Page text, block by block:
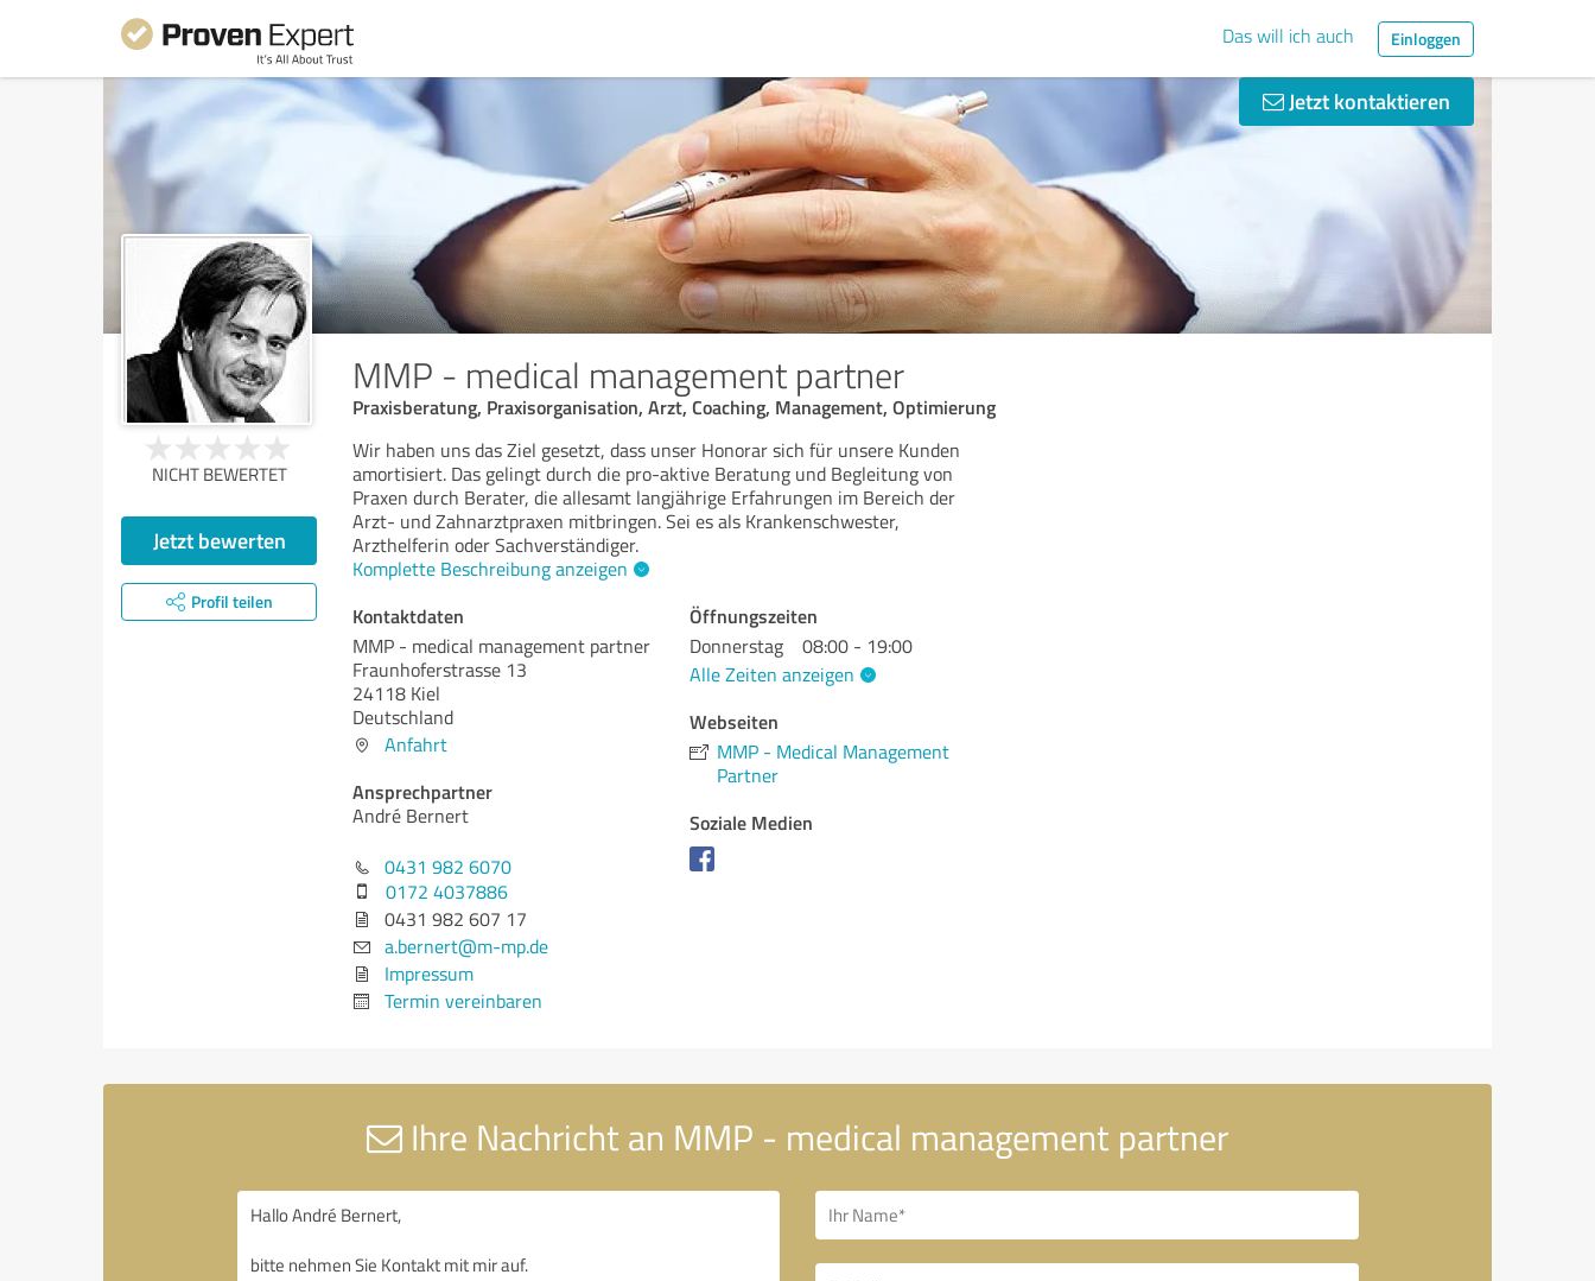
Das will ich auch Einloggen
Jetzt kontaktieren
MMP - medical management partner
Praxisberatung, Praxisorganisation, Arzt, Coaching, Management, Optimierung
NICHT BEWERTET
Jetzt bewerten
Profil teilen
Wir haben uns das Ziel gesetzt, dass unser Honorar sich für unsere Kunden
amortisiert. Das gelingt durch die pro-aktive Beratung und Begleitung von
Praxen durch Berater, die allesamt langjährige Erfahrungen im Bereich der
Arzt- und Zahnarztpraxen mitbringen. Sei es als Krankenschwester,
Arzthelferin oder Sachverständiger.
Komplette Beschreibung anzeigen
Kontaktdaten
MMP - medical management partner
Fraunhoferstrasse 13
24118 Kiel
Deutschland
Anfahrt
Ansprechpartner
André Bernert
0431 982 6070
0172 4037886
0431 982 607 17
a.bernert@m-mp.de
Impressum
Termin vereinbaren
Öffnungszeiten
Donnerstag
08:00 - 19:00
Alle Zeiten anzeigen
Webseiten
MMP - Medical Management
Partner
Soziale Medien
Ihre Nachricht an MMP - medical management partner